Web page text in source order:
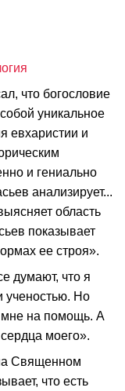
что богословие
уникальное
евхаристии и
и гениально
анализирует...
область
показывает
ее строя».
думают, что я
ученостью. Но
мне на помощь. А
моего».
Священном
что есть